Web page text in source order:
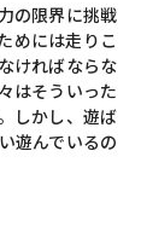
の限界に挑戦
めには走りこ
ければならな
はそういった
しかし、遊ば
遊んでいるの